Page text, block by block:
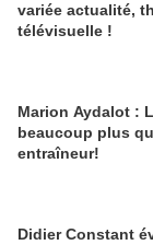
variée actualité,
télévisuelle !
Marion Aydalot :
beaucoup plus
entraîneur!
Didier Constant